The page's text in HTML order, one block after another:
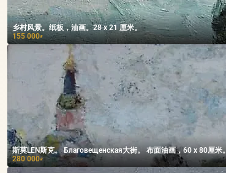
乡村风景。纸板，油画。28 x 21 厘米。
155 000₽
斯莫LEN斯克。 Благовещенская大街。 布面油画，60 x 80厘米。
280 000₽